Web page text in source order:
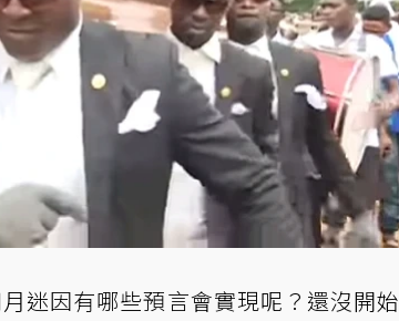
迷因有哪些預言會實現呢？ 還沒開始